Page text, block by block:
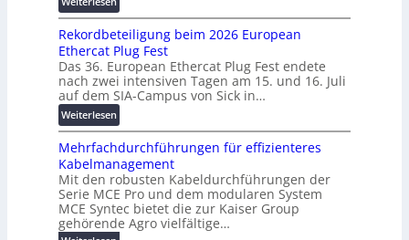
n
s
p
a
r
e
n
z
s
h
u
n
g
s
f
r
d
e
r
u
2
0
2
7
w
i
r
d
z
u
m
E
n
e
r
W
e
i
t
e
r
e
n
t
w
i
c
k
e
Rekordbeteiligung beim 2026 European
Ethercat Plug Fest
Das 36. European Ethercat Plug Fest endete
nach zwei intensiven Tagen am 15. und 16. Juli
auf dem SIA-Campus von Sick in…
Weiterlesen:
R
e
k
o
r
d
b
Mehrfachdurchführungen für effizienteres
Kabelmanagement
Mit den robusten Kabeldurchführungen der
Serie MCE Pro und dem modularen System
MCE Syntec bietet die zur Kaiser Group
gehörende Agro vielfältige…